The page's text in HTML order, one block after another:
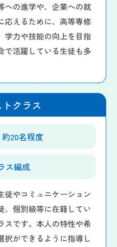
への進学や、企業への就
応えるために、高等専修
学力や技能の向上を目指
で活躍している生徒も多
クラス
20名程度
ス編成
徒やコミュニケーション
、個別級等に在籍してい
スです。本人の特性や希
択ができるように指導し